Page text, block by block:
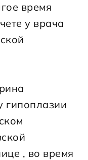
время
у врача
гипоплазии
, во время